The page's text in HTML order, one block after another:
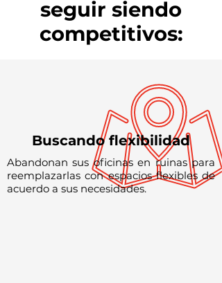
seguir siendo
competitivos:
Buscando flexibilidad
Abandonan sus oficinas en ruinas para
reemplazarlas con espacios flexibles de
acuerdo a sus necesidades.